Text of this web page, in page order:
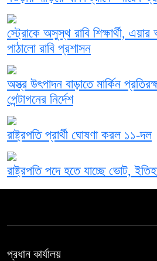
স্ট্রোকে অসুস্থ রাবি শিক্ষার্থী, এয়ার
পাঠালো রাবি প্রশাসন
অস্ত্র উৎপাদন বাড়াতে মার্কিন
পেন্টাগনের নির্দেশ
রাষ্ট্রপতি প্রার্থী ঘোষণা করল ১১-দল
রাষ্ট্রপতি পদে হতে যাচ্ছে ভোট,
প্রধান কার্যালয়